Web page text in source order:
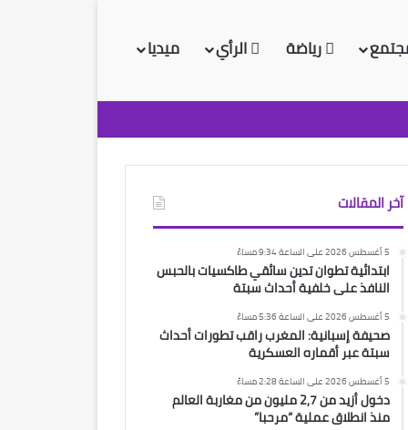
رياضة الرأي ميديا
آخر المقالات
5 أغسطس 2026 على الساعة 9:34 مساءً
ابتدائية تطوان تدين سائقي طاكسيات بالحبس
النافذ على خلفية أحداث سبتة
5 أغسطس 2026 على الساعة 5:36 مساءً
صحيفة إسبانية: المغرب راقب تطورات أحداث
سبتة عبر أقماره العسكرية
5 أغسطس 2026 على الساعة 2:28 مساءً
دخول أزيد من 2,7 مليون من مغاربة العالم
منذ انطلاق عملية “مرحبا”